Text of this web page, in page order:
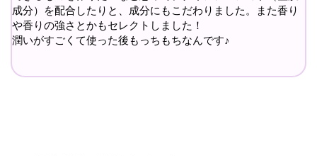
成分）を配合したりと、成分にもこだわりました。また香り
や香りの強さとかもセレクトしました！
潤いがすごくて使った後もっちもちなんです♪